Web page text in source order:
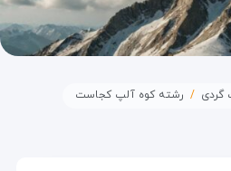
گردی رشته کوه آلپ کجاست